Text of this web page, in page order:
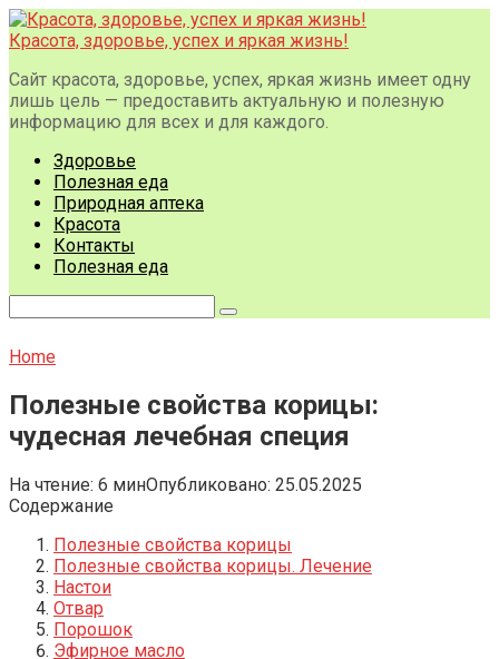
Перейти
к
Красота, здоровье, успех и яркая жизнь!
Сайт красота, здоровье, успех, яркая жизнь имеет одну
лишь цель — предоставить актуальную и полезную
информацию для всех и для каждого.
Здоровье
Полезная еда
Природная аптека
Красота
Контакты
Полезная еда
Home
Полезные свойства корицы:
чудесная лечебная специя
На чтение: 6 минОпубликовано: 25.05.2025
Содержание
Полезные свойства корицы
Полезные свойства корицы. Лечение
Настои
Отвар
Порошок
Эфирное масло